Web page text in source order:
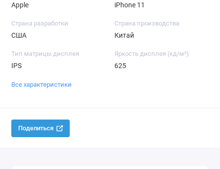
Apple iPhone 11
Страна разработки
США
Страна производства
Китай
Тип матрицы дисплея
IPS
Яркость дисплея (кд/ м²)
625
Все характеристики
Поделиться